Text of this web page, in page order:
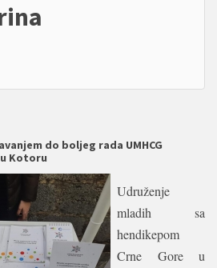
do boljeg rada UMHCG
Kotoru
Udruženje
mladih sa
hendikepom
Crne Gore u